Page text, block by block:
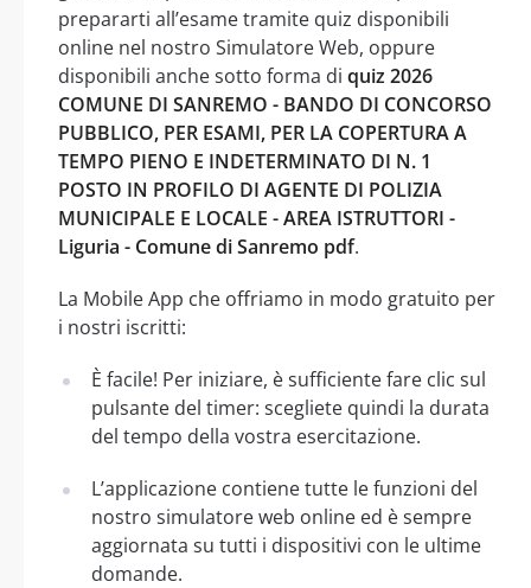
prepararti all’esame tramite quiz disponibili
online nel nostro Simulatore Web, oppure
disponibili anche sotto forma di quiz 2026
COMUNE DI SANREMO - BANDO DI CONCORSO
PUBBLICO, PER ESAMI, PER LA COPERTURA A
TEMPO PIENO E INDETERMINATO DI N. 1
POSTO IN PROFILO DI AGENTE DI POLIZIA
MUNICIPALE E LOCALE - AREA ISTRUTTORI -
Liguria - Comune di Sanremo pdf.
La Mobile App che offriamo in modo gratuito per
i nostri iscritti:
È facile! Per iniziare, è sufficiente fare clic sul
pulsante del timer: scegliete quindi la durata
del tempo della vostra esercitazione.
L’applicazione contiene tutte le funzioni del
nostro simulatore web online ed è sempre
aggiornata su tutti i dispositivi con le ultime
domande.